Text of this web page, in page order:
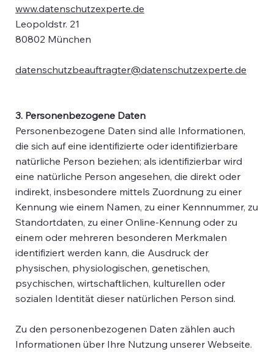
www.datenschutzexperte.de
Leopoldstr. 21
80802 München
datenschutzbeauftragter@datenschutzexperte.de
3. Personenbezogene Daten
Personenbezogene Daten sind alle Informationen,
die sich auf eine identifizierte oder identifizierbare
natürliche Person beziehen; als identifizierbar wird
eine natürliche Person angesehen, die direkt oder
indirekt, insbesondere mittels Zuordnung zu einer
Kennung wie einem Namen, zu einer Kennnummer, zu
Standortdaten, zu einer Online-Kennung oder zu
einem oder mehreren besonderen Merkmalen
identifiziert werden kann, die Ausdruck der
physischen, physiologischen, genetischen,
psychischen, wirtschaftlichen, kulturellen oder
sozialen Identität dieser natürlichen Person sind.
Zu den personenbezogenen Daten zählen auch
Informationen über Ihre Nutzung unserer Webseite.